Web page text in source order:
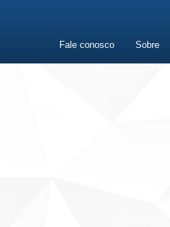
Fale conosco Sobre